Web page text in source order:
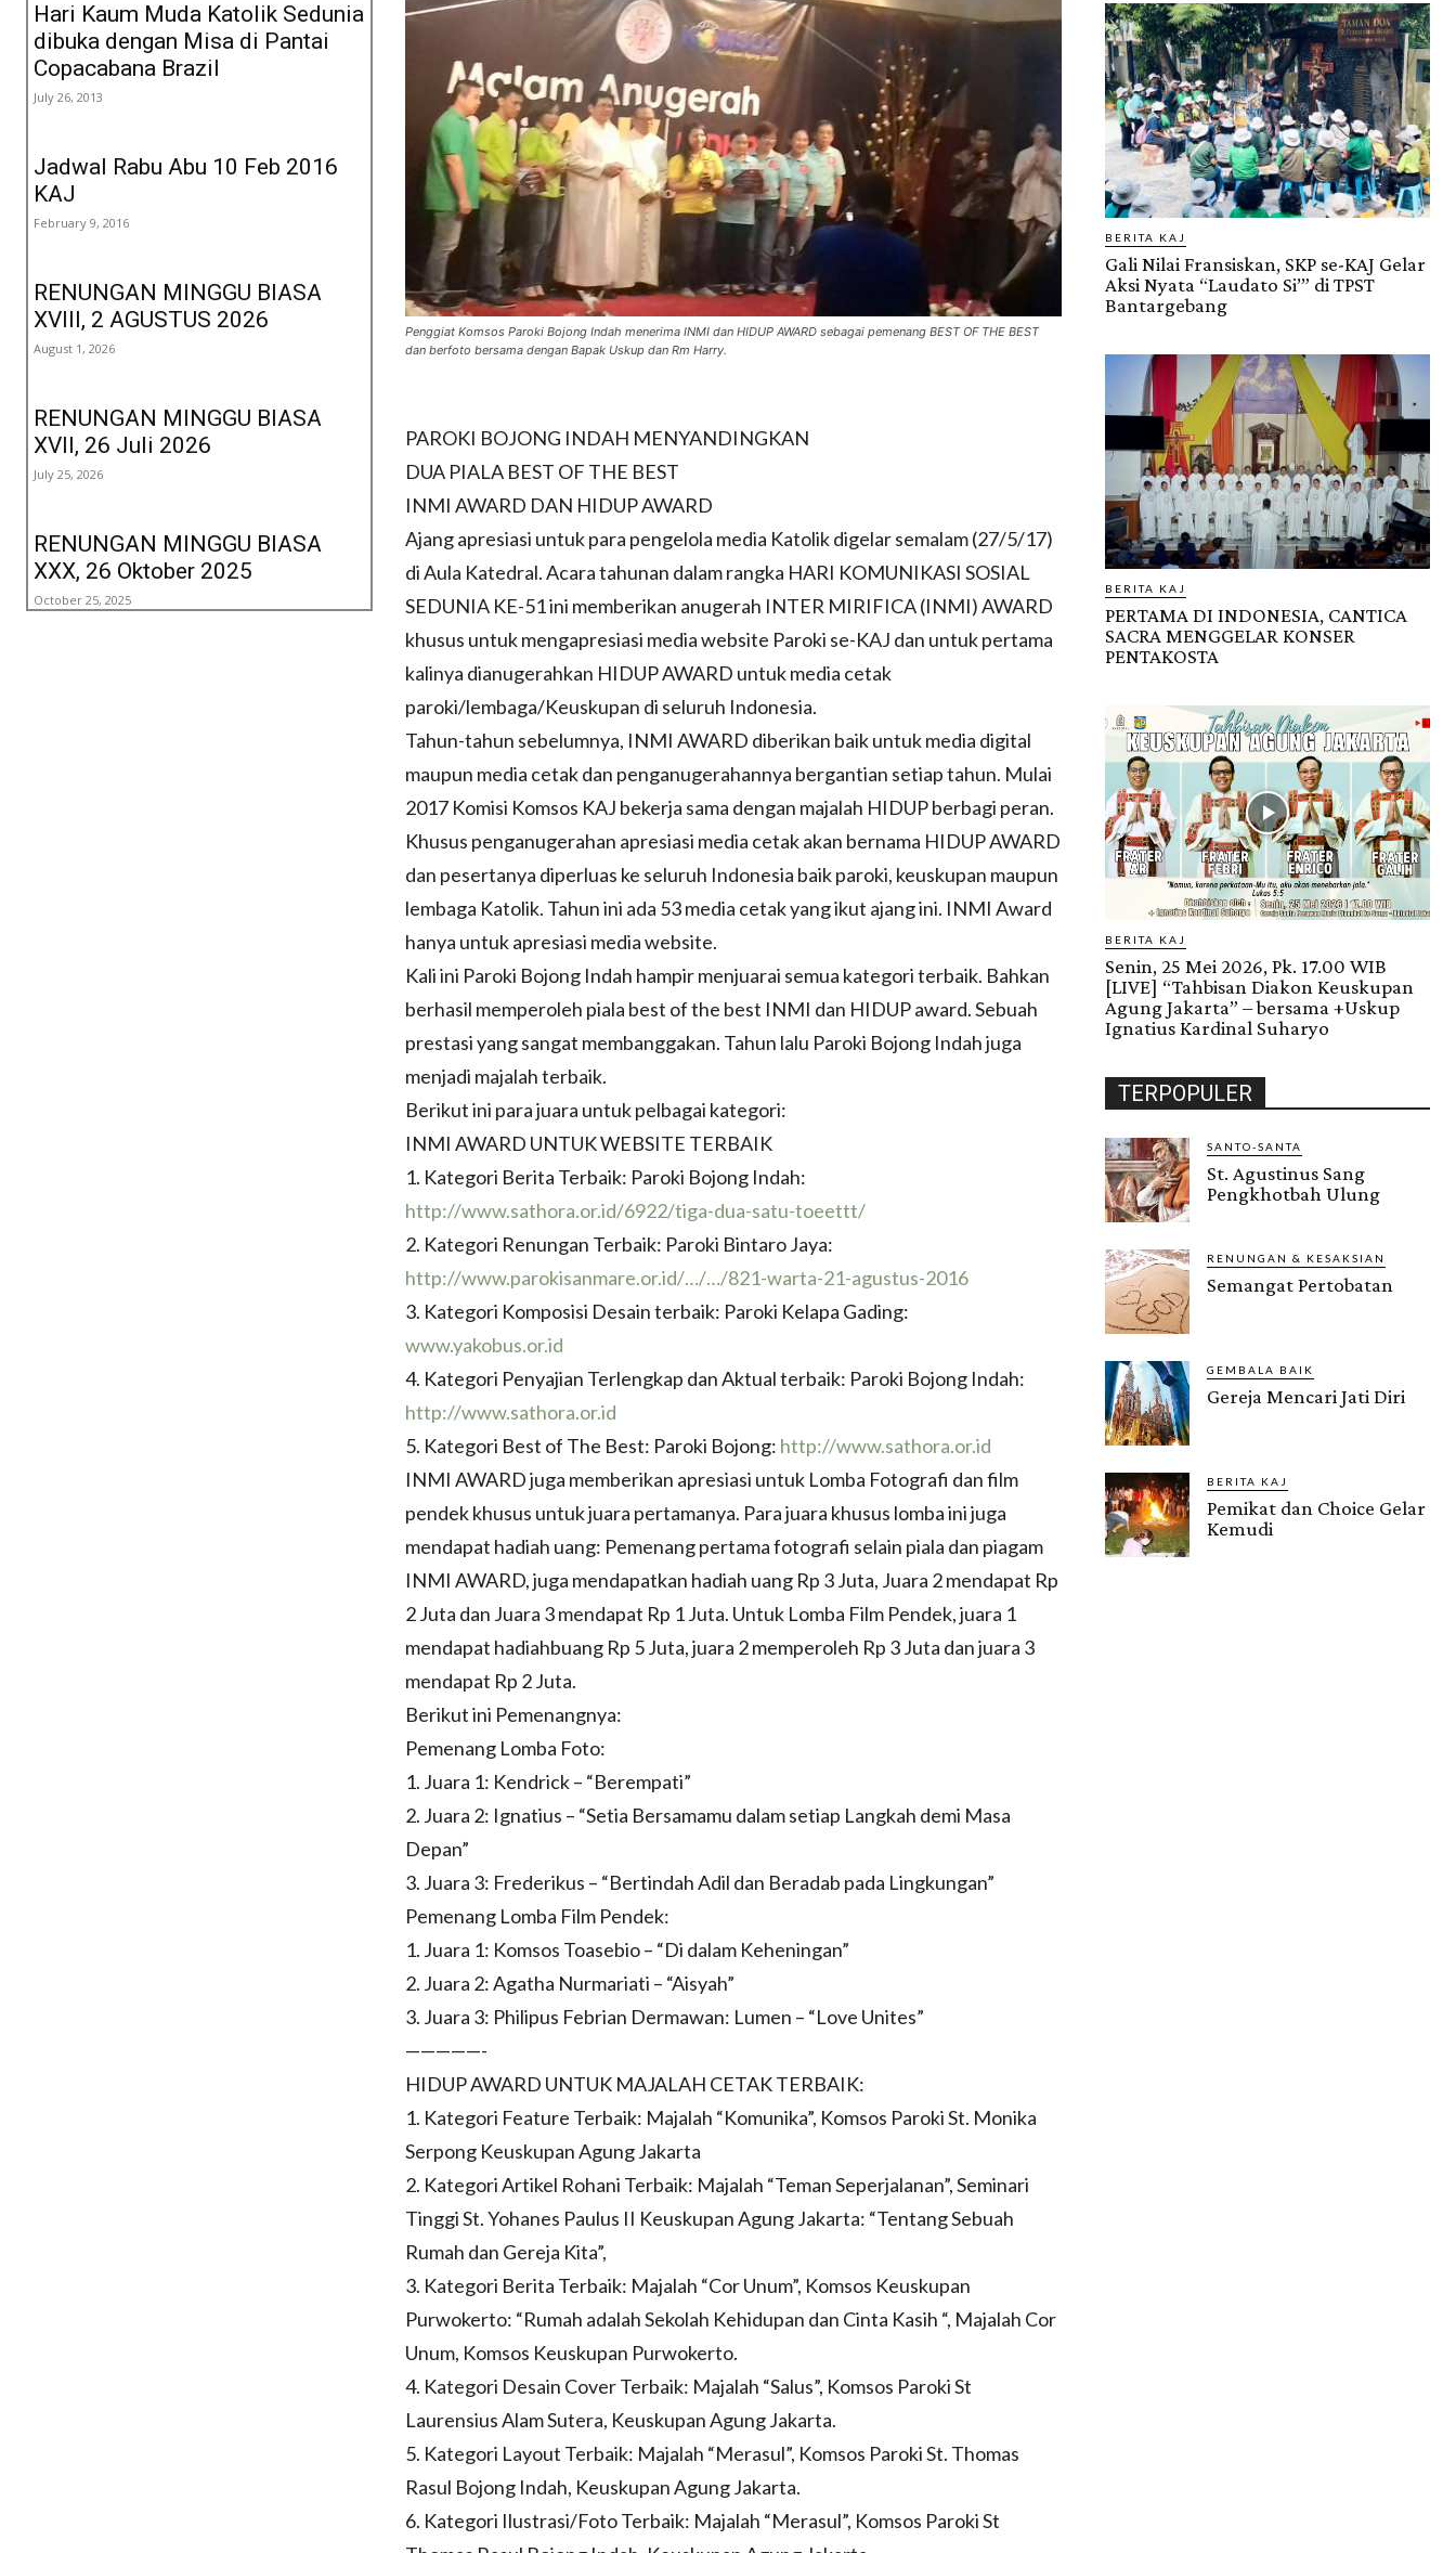
Hari Kaum Muda Katolik Sedunia
dibuka dengan Misa di Pantai
Copacabana Brazil
July 26, 2013
Jadwal Rabu Abu 10 Feb 2016
KAJ
February 9, 2016
RENUNGAN MINGGU BIASA
XVIII, 2 AGUSTUS 2026
August 1, 2026
RENUNGAN MINGGU BIASA
XVII, 26 Juli 2026
July 25, 2026
RENUNGAN MINGGU BIASA
XXX, 26 Oktober 2025
October 25, 2025
Penggiat Komsos Paroki Bojong Indah menerima INMI dan HIDUP AWARD sebagai pemenang BEST OF THE BEST
dan berfoto bersama dengan Bapak Uskup dan Rm Harry.
PAROKI BOJONG INDAH MENYANDINGKAN
DUA PIALA BEST OF THE BEST
INMI AWARD DAN HIDUP AWARD
Ajang apresiasi untuk para pengelola media Katolik digelar semalam (27/5/17)
di Aula Katedral. Acara tahunan dalam rangka HARI KOMUNIKASI SOSIAL
SEDUNIA KE-51 ini memberikan anugerah INTER MIRIFICA (INMI) AWARD
khusus untuk mengapresiasi media website Paroki se-KAJ dan untuk pertama
kalinya dianugerahkan HIDUP AWARD untuk media cetak
paroki/lembaga/Keuskupan di seluruh Indonesia.
Tahun-tahun sebelumnya, INMI AWARD diberikan baik untuk media digital
maupun media cetak dan penganugerahannya bergantian setiap tahun. Mulai
2017 Komisi Komsos KAJ bekerja sama dengan majalah HIDUP berbagi peran.
Khusus penganugerahan apresiasi media cetak akan bernama HIDUP AWARD
dan pesertanya diperluas ke seluruh Indonesia baik paroki, keuskupan maupun
lembaga Katolik. Tahun ini ada 53 media cetak yang ikut ajang ini. INMI Award
hanya untuk apresiasi media website.
Kali ini Paroki Bojong Indah hampir menjuarai semua kategori terbaik. Bahkan
berhasil memperoleh piala best of the best INMI dan HIDUP award. Sebuah
prestasi yang sangat membanggakan. Tahun lalu Paroki Bojong Indah juga
menjadi majalah terbaik.
Berikut ini para juara untuk pelbagai kategori:
INMI AWARD UNTUK WEBSITE TERBAIK
1. Kategori Berita Terbaik: Paroki Bojong Indah:
http://www.sathora.or.id/6922/tiga-dua-satu-toeettt/
2. Kategori Renungan Terbaik: Paroki Bintaro Jaya:
http://www.parokisanmare.or.id/…/…/821-warta-21-agustus-2016
3. Kategori Komposisi Desain terbaik: Paroki Kelapa Gading:
www.yakobus.or.id
4. Kategori Penyajian Terlengkap dan Aktual terbaik: Paroki Bojong Indah:
http://www.sathora.or.id
5. Kategori Best of The Best: Paroki Bojong: http://www.sathora.or.id
INMI AWARD juga memberikan apresiasi untuk Lomba Fotografi dan film
pendek khusus untuk juara pertamanya. Para juara khusus lomba ini juga
mendapat hadiah uang: Pemenang pertama fotografi selain piala dan piagam
INMI AWARD, juga mendapatkan hadiah uang Rp 3 Juta, Juara 2 mendapat Rp
2 Juta dan Juara 3 mendapat Rp 1 Juta. Untuk Lomba Film Pendek, juara 1
mendapat hadiahbuang Rp 5 Juta, juara 2 memperoleh Rp 3 Juta dan juara 3
mendapat Rp 2 Juta.
Berikut ini Pemenangnya:
Pemenang Lomba Foto:
1. Juara 1: Kendrick – “Berempati”
2. Juara 2: Ignatius – “Setia Bersamamu dalam setiap Langkah demi Masa
Depan”
3. Juara 3: Frederikus – “Bertindah Adil dan Beradab pada Lingkungan”
Pemenang Lomba Film Pendek:
1. Juara 1: Komsos Toasebio – “Di dalam Keheningan”
2. Juara 2: Agatha Nurmariati – “Aisyah”
3. Juara 3: Philipus Febrian Dermawan: Lumen – “Love Unites”
—————-
HIDUP AWARD UNTUK MAJALAH CETAK TERBAIK:
1. Kategori Feature Terbaik: Majalah “Komunika”, Komsos Paroki St. Monika
Serpong Keuskupan Agung Jakarta
2. Kategori Artikel Rohani Terbaik: Majalah “Teman Seperjalanan”, Seminari
Tinggi St. Yohanes Paulus II Keuskupan Agung Jakarta: “Tentang Sebuah
Rumah dan Gereja Kita”,
3. Kategori Berita Terbaik: Majalah “Cor Unum”, Komsos Keuskupan
Purwokerto: “Rumah adalah Sekolah Kehidupan dan Cinta Kasih “, Majalah Cor
Unum, Komsos Keuskupan Purwokerto.
4. Kategori Desain Cover Terbaik: Majalah “Salus”, Komsos Paroki St
Laurensius Alam Sutera, Keuskupan Agung Jakarta.
5. Kategori Layout Terbaik: Majalah “Merasul”, Komsos Paroki St. Thomas
Rasul Bojong Indah, Keuskupan Agung Jakarta.
6. Kategori Ilustrasi/Foto Terbaik: Majalah “Merasul”, Komsos Paroki St
BERITA KAJ
Gali Nilai Fransiskan, SKP se-KAJ Gelar
Aksi Nyata “Laudato Si’” di TPST
Bantargebang
BERITA KAJ
PERTAMA DI INDONESIA, CANTICA
SACRA MENGGELAR KONSER
PENTAKOSTA
BERITA KAJ
Senin, 25 Mei 2026, Pk. 17.00 WIB
[LIVE] “Tahbisan Diakon Keuskupan
Agung Jakarta” – bersama +Uskup
Ignatius Kardinal Suharyo
TERPOPULER
SANTO-SANTA
St. Agustinus Sang
Pengkhotbah Ulung
RENUNGAN & KESAKSIAN
Semangat Pertobatan
GEMBALA BAIK
Gereja Mencari Jati Diri
BERITA KAJ
Pemikat dan Choice Gelar
Kemudi
Gendis.ID